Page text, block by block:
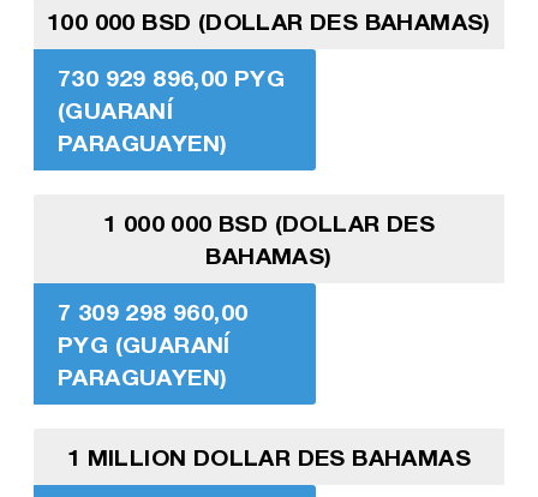
100 000 BSD (DOLLAR DES BAHAMAS)
730 929 896,00 PYG
(GUARANÍ
PARAGUAYEN)
1 000 000 BSD (DOLLAR DES
BAHAMAS)
7 309 298 960,00
PYG (GUARANÍ
PARAGUAYEN)
1 MILLION DOLLAR DES BAHAMAS